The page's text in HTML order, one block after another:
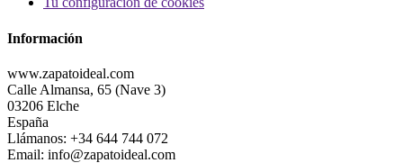
Información
www.zapatoideal.com
Calle Almansa, 65 (Nave 3)
03206 Elche
España
Llámanos: +34 644 744 072
Email: info@zapatoideal.com